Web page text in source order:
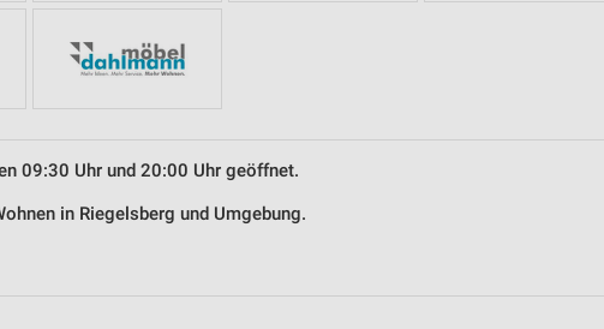
09:30 Uhr und 20:00 Uhr geöffnet.
in Riegelsberg und Umgebung.